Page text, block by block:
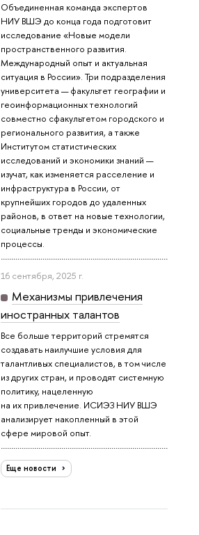
Объединенная команда экспертов
НИУ ВШЭ до конца года подготовит
исследование «Новые модели
пространственного развития.
Международный опыт и актуальная
ситуация в России». Три подразделения
университета — факультет географии и
геоинформационных технологий
совместно сфакультетом городского и
регионального развития, а также
Институтом статистических
исследований и экономики знаний —
изучат, как изменяется расселение и
инфраструктура в России, от
крупнейших городов до удаленных
районов, в ответ на новые технологии,
социальные тренды и экономические
процессы.
16 сентября, 2025 г.
Механизмы привлечения
иностранных талантов
Все больше территорий стремятся
создавать наилучшие условия для
талантливых специалистов, в том числе
из других стран, и проводят системную
политику, нацеленную
на их привлечение. ИСИЭЗ НИУ ВШЭ
анализирует накопленный в этой
сфере мировой опыт.
Еще новости